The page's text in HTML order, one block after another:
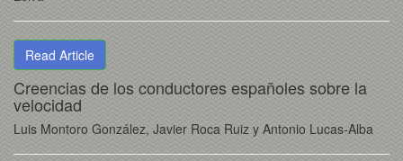
Read Article
Creencias de los conductores españoles sobre la
velocidad
Luis Montoro González, Javier Roca Ruiz y Antonio Lucas-Alba